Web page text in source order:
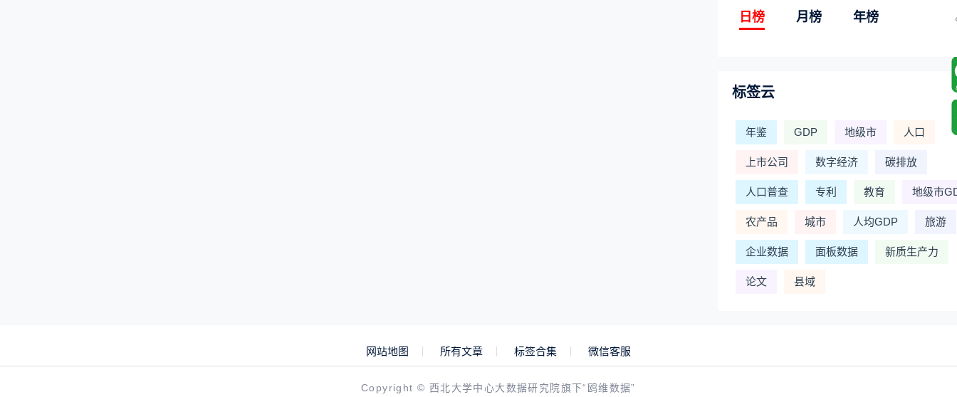
日榜 月榜 年榜
标签云
年鉴 GDP 地级市 人口
上市公司 数字经济 碳排放
人口普查 专利 教育 地级市
农产品 城市 人均GDP 旅游
企业数据 面板数据 新质生产力
论文 县域
网站地图 所有文章 标签合集 微信客服
Copyright © 西北大学中心大数据研究院旗下“鸥维数据”